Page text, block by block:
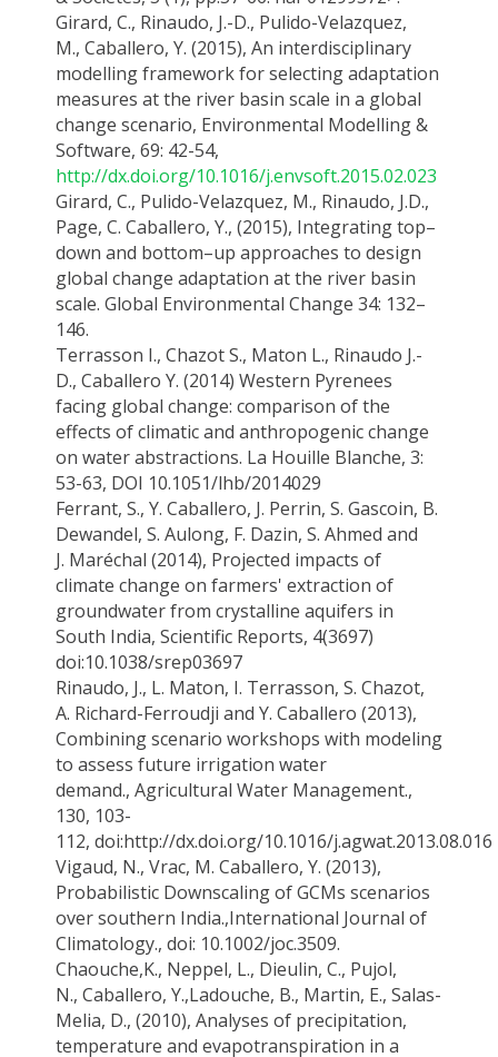
Girard, C., Rinaudo, J.-D., Pulido-Velazquez,
M., Caballero, Y. (2015), An interdisciplinary
modelling framework for selecting adaptation
measures at the river basin scale in a global
change scenario, Environmental Modelling &
Software, 69: 42-54,
http://dx.doi.org/10.1016/j.envsoft.2015.02.023
Girard, C., Pulido-Velazquez, M., Rinaudo, J.D.,
Page, C. Caballero, Y., (2015), Integrating top–
down and bottom–up approaches to design
global change adaptation at the river basin
scale. Global Environmental Change 34: 132–
146.
Terrasson I., ChazotS., Maton L., Rinaudo J.-
D., Caballero Y. (2014) Western Pyrenees
facing global change: comparison of the
effects of climatic and anthropogenic change
on water abstractions. La Houille Blanche, 3:
53-63, DOI 10.1051/lhb/2014029
Ferrant, S., Y. Caballero, J. Perrin, S. Gascoin, B.
Dewandel, S. Aulong, F. Dazin, S. Ahmed and
J. Maréchal (2014), Projected impacts of
climate change on farmers' extraction of
groundwater from crystalline aquifers in
South India, Scientific Reports, 4(3697)
doi:10.1038/srep03697
Rinaudo, J., L. Maton, I. Terrasson, S. Chazot,
A. Richard-Ferroudji and Y. Caballero (2013),
Combining scenario workshops with modeling
to assess future irrigation water
demand., Agricultural Water Management.,
130, 103-
112, doi:http://dx.doi.org/10.1016/j.agwat.2013.08.016
Vigaud, N., Vrac, M. Caballero, Y. (2013),
Probabilistic Downscaling of GCMs scenarios
over southern India.,International Journal of
Climatology., doi: 10.1002/joc.3509.
Chaouche,K., Neppel, L., Dieulin, C., Pujol,
N., Caballero, Y.,Ladouche, B., Martin, E., Salas-
Melia, D., (2010), Analyses of precipitation,
temperature and evapotranspiration in a